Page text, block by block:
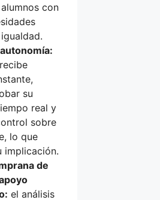
con
su
real y
sobre
lo que
implicación.
de
el análisis